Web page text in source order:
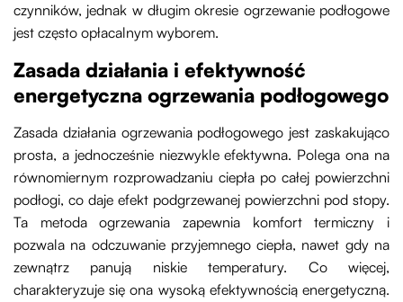
czynników, jednak w długim okresie ogrzewanie podłogowe
jest często opłacalnym wyborem.
Zasada działania i efektywność
energetyczna ogrzewania podłogowego
Zasada działania ogrzewania podłogowego jest zaskakująco
prosta, a jednocześnie niezwykle efektywna. Polega ona na
równomiernym rozprowadzaniu ciepła po całej powierzchni
podłogi, co daje efekt podgrzewanej powierzchni pod stopy.
Ta metoda ogrzewania zapewnia komfort termiczny i
pozwala na odczuwanie przyjemnego ciepła, nawet gdy na
zewnątrz panują niskie temperatury. Co więcej,
charakteryzuje się ona wysoką efektywnością energetyczną.